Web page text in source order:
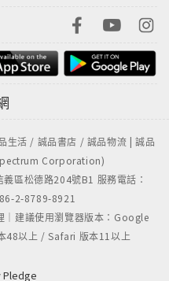
活 / 誠品書店 / 誠品物流 | 誠品
Corporation)
區松德路204號B1 服務電話：
2-8789-8921
｜建議使用瀏覽器版本：Google
48以上 / Safari 版本11以上
Pledge